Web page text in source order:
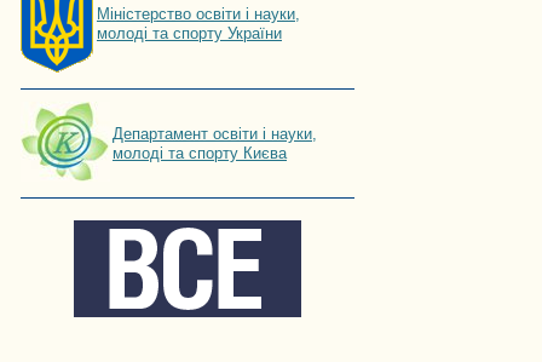
Мiнiстерство освiти і науки,
молоді та спорту України
Департамент освіти і науки,
молоді та спорту Києва